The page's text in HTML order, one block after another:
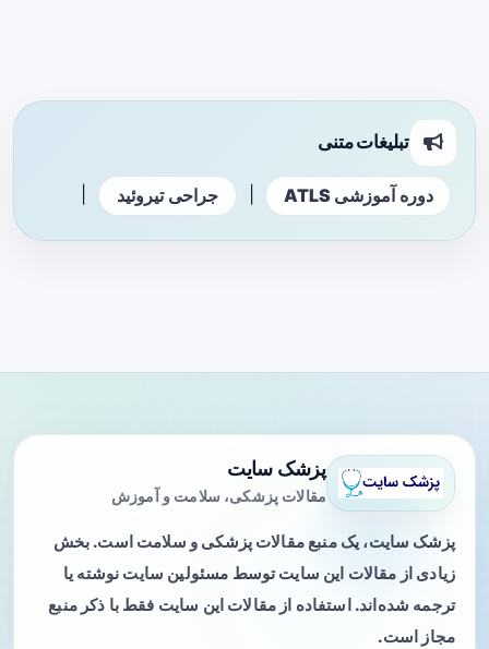
تبلیغات متنی
دوره آموزشی ATLS جراحی تیروئید
پزشک سایت
مقالات پزشکی، سلامت و آموزش
پزشک سایت، یک منبع مقالات پزشکی و سلامت است. بخش
زیادی از مقالات این سایت توسط مسئولین سایت نوشته یا
ترجمه شده‌اند. استفاده از مقالات این سایت فقط با ذکر منبع
مجاز است.